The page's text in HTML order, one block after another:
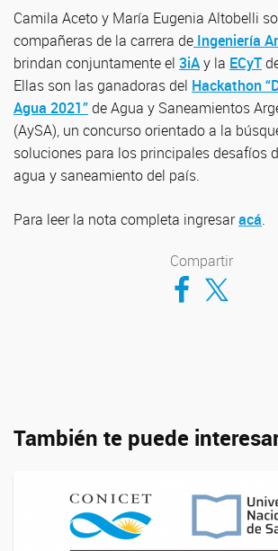
Camila Aceto y María Eugenia Altobelli
compañeras de la carrera de Ingeniería
brindan conjuntamente el 3iAy la ECyT
Ellas son las ganadoras del Hackathon
Agua 2021”de Agua y Saneamientos
(AySA), un concurso orientado a la
soluciones para los principales desafíos
agua y saneamiento del país.
Para leer la nota completa ingresaracá.
Compartir
Compartir enCompartir en Twitter
También te puede